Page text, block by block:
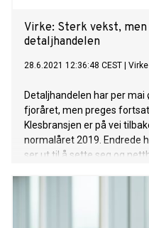
Virke: Sterk vekst,
detaljhandelen
28.6.2021 12:36:48 CEST Virke
Detaljhandelen har per
fjoråret, men preges
Klesbransjen er på vei
normalåret 2019. Endrede
ser ut til å sette seg og